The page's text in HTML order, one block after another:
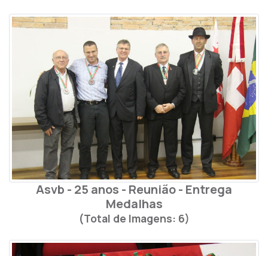
Asvb - 25 anos - Reunião - Entrega
Medalhas
(Total de Imagens: 6)